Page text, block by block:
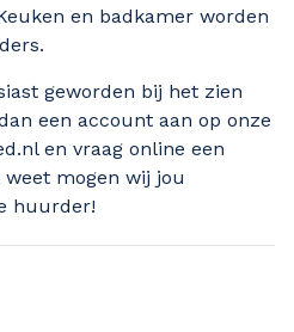
en badkamer worden
geworden bij het zien
een account aan op onze
en vraag online een
mogen wij jou
huurder!